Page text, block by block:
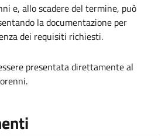
e, allo scadere del termine, può
la documentazione per
dei requisiti richiesti.
presentata direttamente al